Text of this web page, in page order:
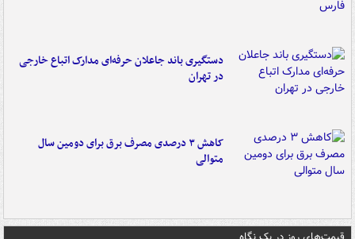
دستگیری باند جاعلان حرفه‌ای مدارک اتباع خارجی
در تهران
کاهش ۳ درصدی مصرف برق برای دومین سال
متوالی